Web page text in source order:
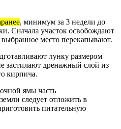
, минимум за 3 недели до
Сначала участок освобождают
место перекапывают.
лунку размером
застилают дренажный слой из
кирпича.
ямы часть
следует отложить в
питательную